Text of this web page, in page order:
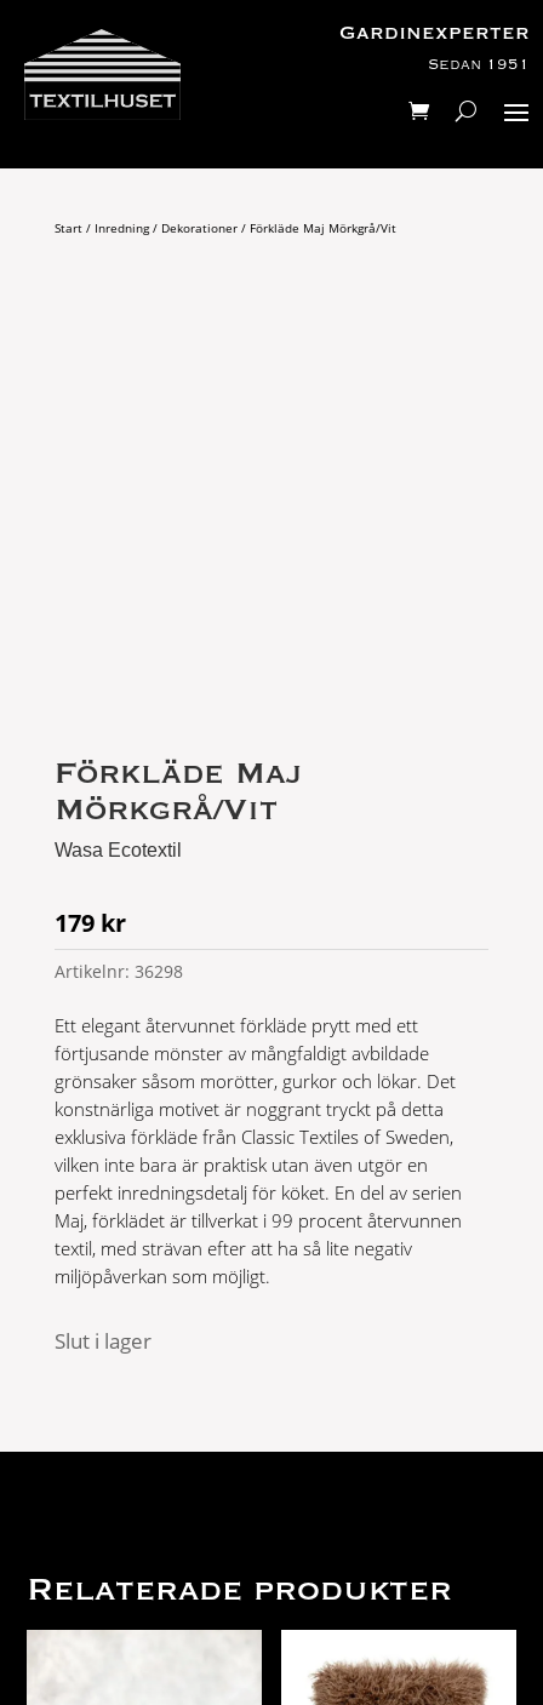
Gardinexperter
Sedan 1951
Start/ Inredning/ Dekorationer/ Förkläde Maj Mörkgrå/Vit
Förkläde Maj
Mörkgrå/Vit
Wasa Ecotextil
179 kr
Artikelnr: 36298
Ett elegant återvunnet förkläde prytt med ett
förtjusande mönster av mångfaldigt avbildade
grönsaker såsom morötter, gurkor och lökar. Det
konstnärliga motivet är noggrant tryckt på detta
exklusiva förkläde från Classic Textiles of Sweden,
vilken inte bara är praktisk utan även utgör en
perfekt inredningsdetalj för köket. En del av serien
Maj, förklädet är tillverkat i 99 procent återvunnen
textil, med strävan efter att ha så lite negativ
miljöpåverkan som möjligt.
Slut i lager
Relaterade produkter